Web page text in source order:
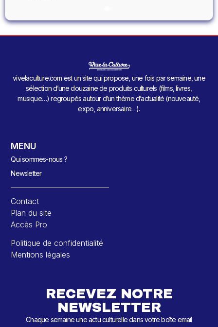
vivelaculture.com est un site qui propose, une fois par semaine, une
sélection d’une douzaine de produits culturels (films, livres,
musique…) regroupés autour d’un thème d’actualité (nouveauté,
expo, anniversaire…).
MENU
Qui sommes-nous ?
Newsletter
Contact
Plan du site
Accès Pro
Politique de confidentialité
Mentions légales
RECEVEZ NOTRE
NEWSLETTER
Chaque semaine une actu culturelle dans votre boîte email